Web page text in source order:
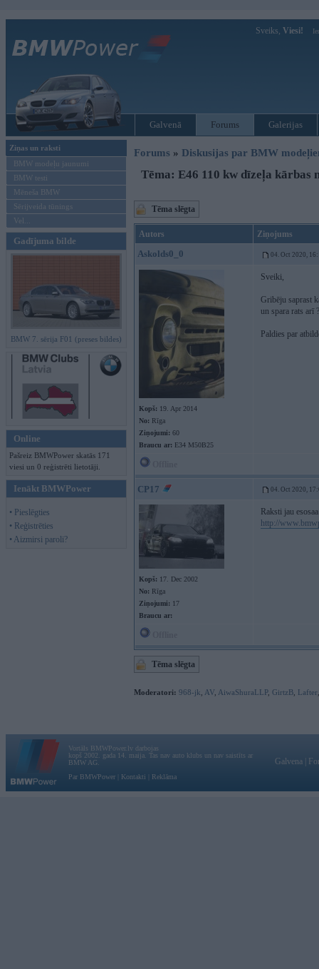
Sveiks, Viesi!
Galvenā Forums Galerijas
Ziņas un raksti
BMW modeļu jaunumi
BMW testi
Mēneša BMW
Sērijveida tūnings
Vel...
Gadījuma bilde
BMW 7. sērija F01 (preses bildes)
Online
Pašreiz BMWPower skatās 171
viesi un 0 reģistrēti lietotāji.
Ienākt BMWPower
• Pieslēgties
• Reģistrēties
• Aizmirsi paroli?
Forums » Diskusijas par BMW
Tēma: E46 110 kw dīzeļa kārbas
Tēma slēgta
Autors Ziņojums
Askolds0_0 04. Oct 2020,
Kopš: 19. Apr 2014
No: Rīga
Ziņojumi: 60
Braucu ar: E34 M50B25
Sveiki,
Gribēju saprast
un spara rats arī ?
Paldies par
CP17 04. Oct 2020,
Kopš: 17. Dec 2002
No: Rīga
Ziņojumi: 17
Braucu ar:
Raksti jau
http://
Tēma slēgta
Moderatori: 968-jk AV AiwaShuraLLP, GirtzB Lafter
Vortāls BMWPower.lv darbojas
kopš 2002. gada 14. maija. Tas nav auto klubs un nav saistīts ar
BMW AG.
Par BMWPower
Kontakti Reklāma
Galvena